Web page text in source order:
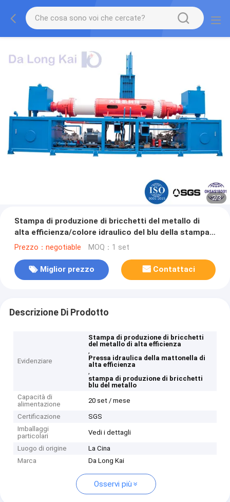
2/3
Stampa di produzione di bricchetti del metallo di
alta efficienza/colore idraulico del blu della stampa
della mattonella
Prezzo：negotiable MOQ：1 set
Miglior prezzo Contattaci
Descrizione Di Prodotto
Evidenziare
Stampa di produzione di bricchetti
del metallo di alta efficienza
,
Pressa idraulica della mattonella di
alta efficienza
,
stampa di produzione di bricchetti
blu del metallo
Capacità di
alimentazione
20 set / mese
Certificazione
SGS
Imballaggi
particolari
Vedi i dettagli
Luogo di origine
La Cina
Marca
Da Long Kai
Osservi più